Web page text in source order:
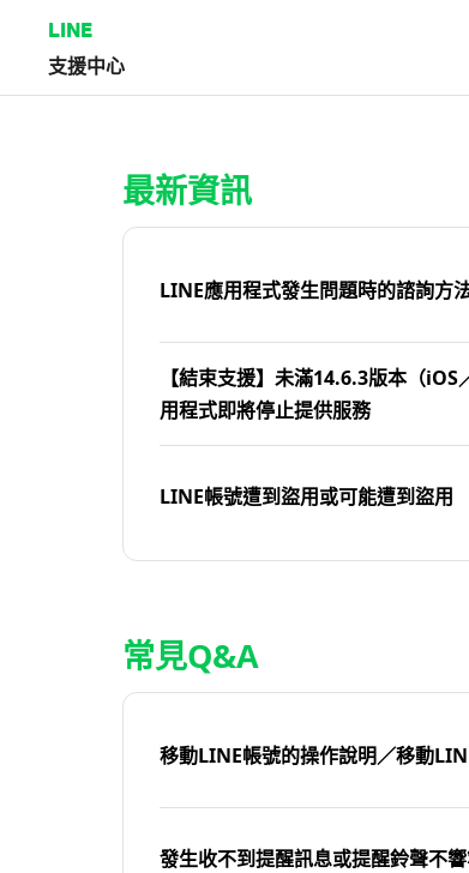
LINE
支援中心
最新資訊
LINE應用程式發生問題時的諮詢方
【結束支援】未滿14.6.3版本（
用程式即將停止提供服務
LINE帳號遭到盜用或可能遭到盜用
常見Q&A
移動LINE帳號的操作說明／移動
發生收不到提醒訊息或提醒鈴聲不